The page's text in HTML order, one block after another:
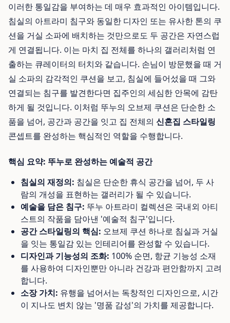
이러한 통일감을 부여하는 데 매우 효과적인 아이템입니다.
침실의 아트라미 침구와 동일한 디자인 또는 유사한 톤의 쿠
션을 거실 소파에 배치하는 것만으로도 두 공간은 자연스럽
게 연결됩니다. 이는 마치 집 전체를 하나의 갤러리처럼 연
출하는 큐레이터의 터치와 같습니다. 손님이 방문했을 때 거
실 소파의 감각적인 쿠션을 보고, 침실에 들어섰을 때 그와
연결되는 침구를 발견한다면 집주인의 세심한 안목에 감탄
하게 될 것입니다. 이처럼 뚜누의 오브제 쿠션은 단순한 소
품을 넘어, 공간과 공간을 잇고 집 전체의 신혼집 스타일링
콘셉트를 완성하는 핵심적인 역할을 수행합니다.
핵심 요약: 뚜누로 완성하는 예술적 공간
침실의 재정의: 침실은 단순한 휴식 공간을 넘어, 두 사
람의 개성을 표현하는 갤러리가 될 수 있습니다.
예술을 담은 침구: 뚜누 아트라미 컬렉션은 국내외 아티
스트의 작품을 담아낸 '예술적 침구'입니다.
공간 스타일링의 핵심: 오브제 쿠션 하나로 침실과 거실
을 잇는 통일감 있는 인테리어를 완성할 수 있습니다.
디자인과 기능성의 조화: 100% 순면, 항균 기능성 소재
를 사용하여 디자인뿐만 아니라 건강과 편안함까지 고려
합니다.
소장 가치: 유행을 넘어서는 독창적인 디자인으로, 시간
이 지나도 변치 않는 '명품 감성'의 가치를 제공합니다.